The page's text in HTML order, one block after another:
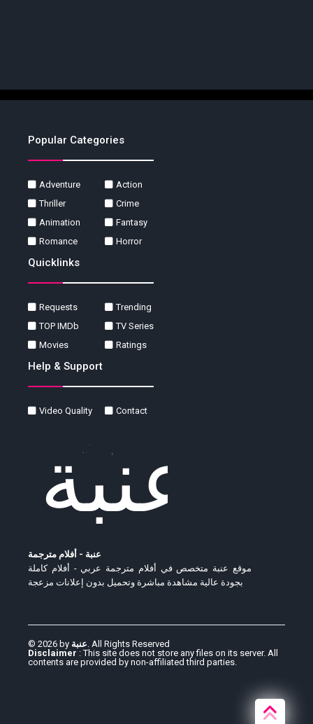
Popular Categories
Adventure
Action
Thriller
Crime
Animation
Fantasy
Romance
Horror
Quicklinks
Requests
Trending
TOP IMDb
TV Series
Movies
Ratings
Help & Support
Video Quality Contact
عنبة - أفلام مترجمة
موقع عنبة متخصص في أفلام مترجمة عربي - أفلام كاملة
بجودة عالية مشاهدة مباشرة وتحميل بدون إعلانات مزعجة
© 2026 by عنبة. All Rights Reserved
Disclaimer : This site does not store any files on its server. All
contents are provided by non-affiliated third parties.